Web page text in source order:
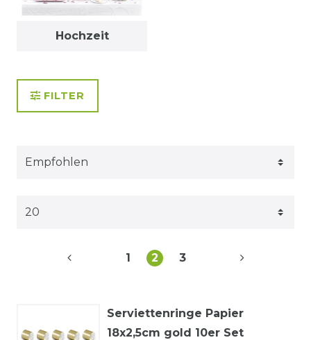
Hochzeit
FILTER
1 2 3
Serviettenringe Papier
18x2,5cm gold 10er Set